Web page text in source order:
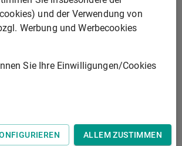
und der Verwendung von
Werbung und Werbecookies
Sie Ihre Einwilligungen/Cookies
ALLEM ZUSTIMMEN